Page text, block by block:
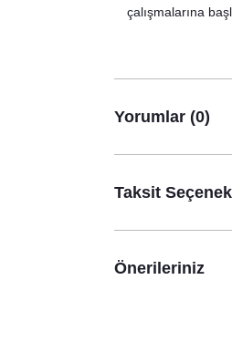
çalışmalarına
Yorumlar (0)
Taksit
Önerileriniz